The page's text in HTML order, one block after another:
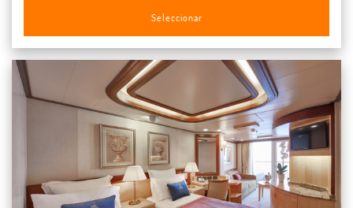
Seleccionar